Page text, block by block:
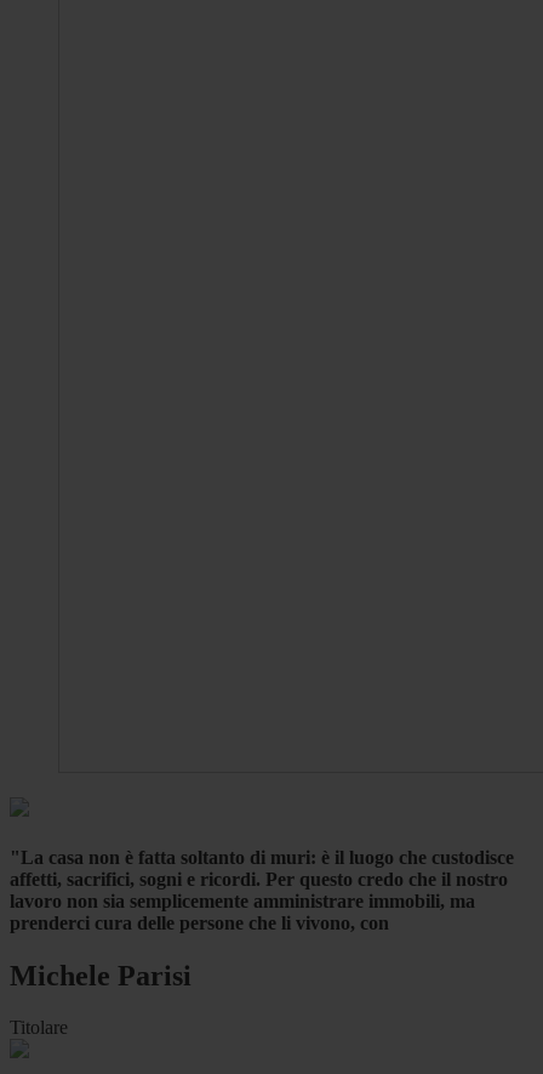
"La casa non è fatta soltanto di muri: è il luogo che custodisce
affetti, sacrifici, sogni e ricordi. Per questo credo che il nostro
lavoro non sia semplicemente amministrare immobili, ma
prenderci cura delle persone che li vivono, con
Michele Parisi
Titolare